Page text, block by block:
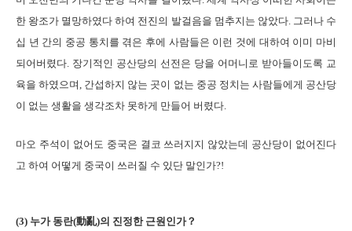
한 왕조가 멸망하였다 하여 전진의 발걸음을 멈추지는 않았다. 그러나 수
십 년 간의 중공 통치를 겪은 후에 사람들은 이런 것에 대하여 이미 마비
되어버렸다. 장기적인 공산당의 선전은 당을 어머니로 받아들이도록 교
육을 하였으며, 간섭하지 않는 곳이 없는 중공 정치는 사람들에게 공산당
이 없는 생활을 생각조차 못하게 만들어 버렸다.
마오 주석이 없어도 중국은 결코 쓰러지지 않았는데 공산당이 없어진다
고 하여 어떻게 중국이 쓰러질 수 있단 말인가?!
(3) 누가 동란(動亂)의 진정한 근원인가？